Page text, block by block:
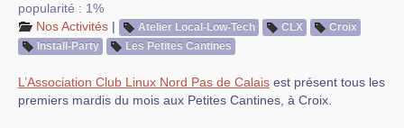
popularité : 1%
Nos Activités | Atelier Local-Low-Tech CLX
Croix
Install-Party
Les Petites Cantines
L’Association Club Linux Nord Pas de Calais est présent tous les
premiers mardis du mois aux Petites Cantines, à Croix.